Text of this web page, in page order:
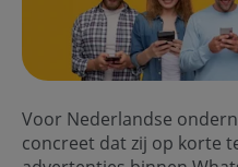
Voor Nederlandse
concreet dat zij op korte